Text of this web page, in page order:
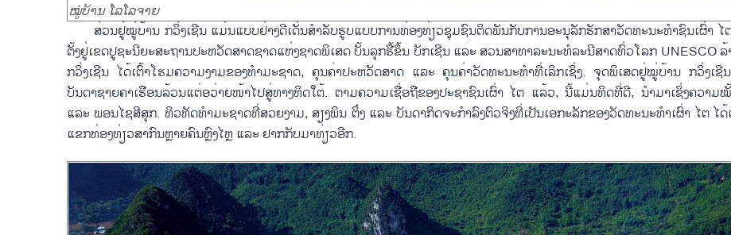
ໝູ່ບ້ານ ໂລໂລຈາຍ
ສ່ວນຢູ່ໝູ່ບ້ານ ກວິ່ງເຊີນ ແມ່ນແບບຢ່າງດີເດັ່ນສຳລັບຮູບແບບການທ່ອງທ່ຽວຊຸມຊົນຕິດພັນກັບການອະນຸລັກຮັກສາວັດທະນະທຳຊົນເຜົ່າ ໄ
ຕັ້ງຢູ່ເຂດປູຊະນີຍະສະຖານປະຫວັດສາດຊາດແຫ່ງຊາດພິເສດ ບັ້ນລຸກຮື້ຂຶ້ນ ບັກເຊີນ ແລະ ສວນສາທາລະນະທໍລະນີສາດທົ່ວໂລກ UNESCO ລ້
ກວິ່ງເຊີນ ໄດ້ເຕົ້າໂຮມຄວາມງາມຂອງທຳມະຊາດ, ຄຸນຄ່າປະຫວັດສາດ ແລະ ຄຸນຄ່າວັດທະນະທຳທີ່ເລິກເຊິ່ງ. ຈຸດພິເສດຢູ່ໝູ່ບ້ານ ກວິ່ງເ
ບັນດາຊາຍຄາເຮືອນລ້ວນແຕ່ອວ່າຍໜ້າໄປສູ່ທາງທິດໃຕ້. ຕາມຄວາມເຊື່ອຖືຂອງປະຊາຊົນເຜົ່າ ໄຕ ແລ້ວ, ນີ້ແມ່ນທິດທີ່ດີ, ນຳມາເຊິ່ງຄວາມ
ແລະ ພອນໄຊສີສຸກ. ທິວທັດທຳມະຊາດທີ່ສວຍງາມ, ສຽງພິນ ຕິ໋ງ ແລະ ບັນດາກິດຈະກຳລົງຕົວຈິງທີ່ເປັນເອກະລັກຂອງວັດທະນະທຳເຜົ່າ ໄຕ ໄດ້
ແຂກທ່ອງທ່ຽວສາກົນຫຼາຍຄົນຫຼົງໄຫຼ ແລະ ຢາກກັບມາທ່ຽວອີກ.